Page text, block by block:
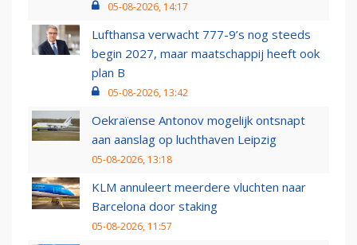
05-08-2026, 14:17
Lufthansa verwacht 777-9’s nog steeds
begin 2027, maar maatschappij heeft ook
plan B
05-08-2026, 13:42
Oekraïense Antonov mogelijk ontsnapt
aan aanslag op luchthaven Leipzig
05-08-2026, 13:18
KLM annuleert meerdere vluchten naar
Barcelona door staking
05-08-2026, 11:57